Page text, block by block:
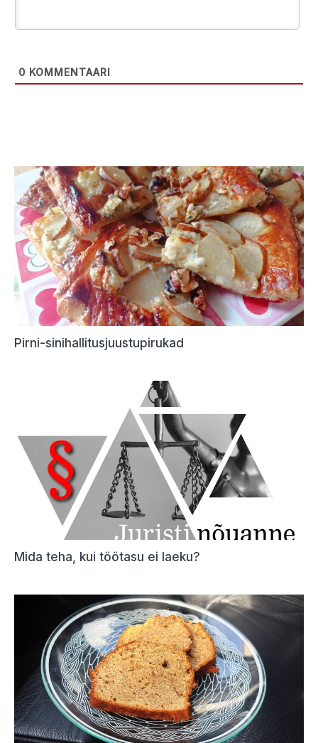
0 KOMMENTAARI
Pirni-sinihallitusjuustupirukad
Mida teha, kui töötasu ei laeku?